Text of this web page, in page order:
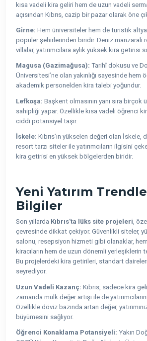
kısa vadeli kira geliri hem de uzun vadeli
açısından Kıbrıs, cazip bir pazar olarak öne
Girne: Hem üniversiteler hem de turistik
popüler şehirlerinden biridir. Deniz manzaralı
villalar, yatırımcılara aylık yüksek kira getirisi
Magusa (Gazimağusa): Tarihî dokusu ve
Üniversitesi’ne olan yakınlığı sayesinde hem
akademik personelden kira talebi yoğundur.
Lefkoşa: Başkent olmasının yanı sıra birçok
sahipliği yapar. Özellikle kısa vadeli öğrenci
ciddi potansiyel taşır.
İskele: Kıbrıs’ın yükselen değeri olan İskele,
resort tarzı siteler ile yatırımcıların ilgisini
kira getirisi en yüksek bölgelerden biridir.
Yeni Yatırım
Bilgiler
Son yıllarda Kıbrıs’ta lüks site projeleri,
çevresinde dikkat çekiyor. Güvenlikli siteler,
salonu, resepsiyon hizmeti gibi olanaklar,
kiracıların hem de uzun dönemli yerleşiklerin
Bu projelerdeki kira getirileri, standart
seyrediyor.
Uzun Vadeli Kazanç: Kıbrıs, sadece kira
zamanda mülk değer artışı ile de
Özellikle döviz bazında artan değer,
büyümesini sağlıyor.
Öğrenci Konaklama Potansiyeli: Yakın